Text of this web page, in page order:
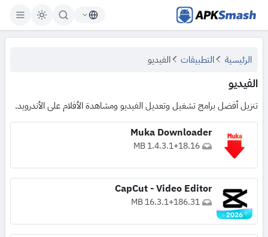
APKSmash
الرئيسية التطبيقات الفيديو
الفيديو
تنزيل أفضل برامج تشغيل وتعديل الفيديو ومشاهدة الأفلام على الأندرويد.
Muka Downloader
1.4.3.1+18.16 MB
CapCut - Video Editor
16.3.1+186.31 MB